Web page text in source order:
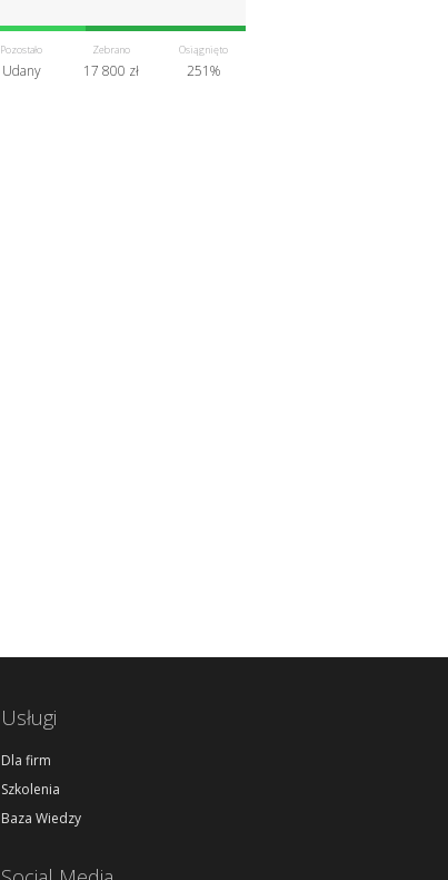
Pozostało
Udany
Zebrano
17 800 zł
Osiągnięto
251%
Usługi
Dla firm
Szkolenia
Baza Wiedzy